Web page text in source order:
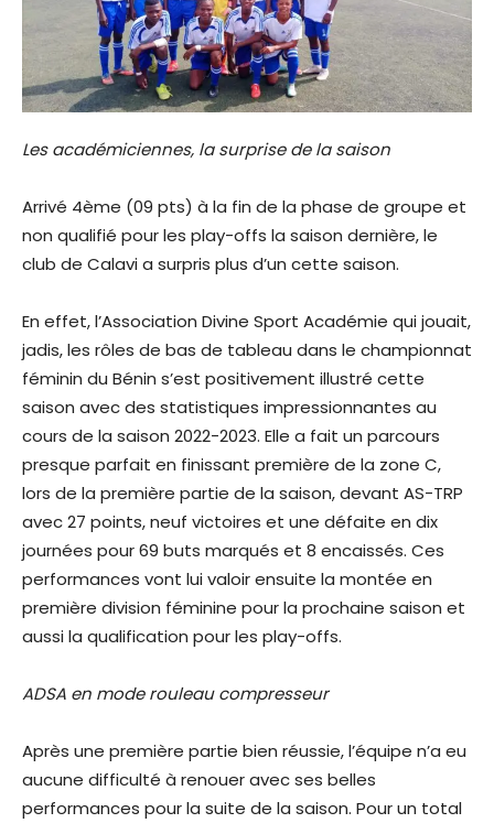
Les académiciennes, la surprise de la saison
Arrivé 4ème (09 pts) à la fin de la phase de groupe et
non qualifié pour les play-offs la saison dernière, le
club de Calavi a surpris plus d’un cette saison.
En effet, l’Association Divine Sport Académie qui jouait,
jadis, les rôles de bas de tableau dans le championnat
féminin du Bénin s’est positivement illustré cette
saison avec des statistiques impressionnantes au
cours de la saison 2022-2023. Elle a fait un parcours
presque parfait en finissant première de la zone C,
lors de la première partie de la saison, devant AS-TRP
avec 27 points, neuf victoires et une défaite en dix
journées pour 69 buts marqués et 8 encaissés. Ces
performances vont lui valoir ensuite la montée en
première division féminine pour la prochaine saison et
aussi la qualification pour les play-offs.
ADSA en mode rouleau compresseur
Après une première partie bien réussie, l’équipe n’a eu
aucune difficulté à renouer avec ses belles
performances pour la suite de la saison. Pour un total